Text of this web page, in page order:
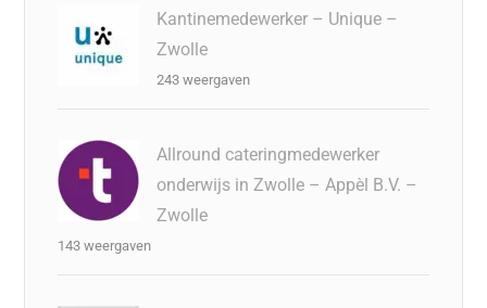
Kantinemedewerker – Unique –
Zwolle
243 weergaven
Allround cateringmedewerker
onderwijs in Zwolle – Appèl B.V. –
Zwolle
143 weergaven